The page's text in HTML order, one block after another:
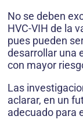
No se deben
HVC-VIH de la
pues pueden
desarrollar una
con mayor
Las
aclarar, en un
adecuado para